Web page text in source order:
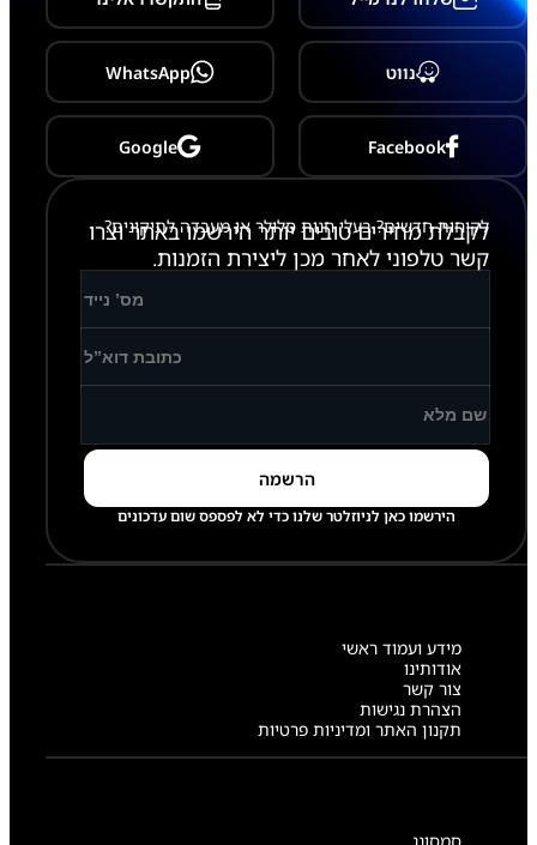
נווט WhatsApp
Facebook
Google
לקוחות חדשים? בעלי חנות סלולר או מעבדה לתיקונים?
לקבלת מחירים טובים יותר הירשמו באתר וצרו
קשר טלפוני לאחר מכן ליצירת הזמנות.
הירשמו כאן לניוזלטר שלנו כדי לא לפספס שום עדכונים
מידע ועמוד ראשי
אודותינו
צור קשר
הצהרת נגישות
תקנון האתר ומדיניות פרטיות